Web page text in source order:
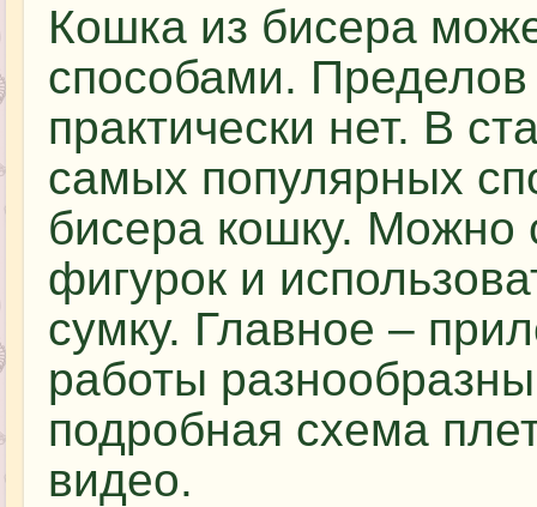
Кошка из бисера
способами.
практически нет. В
самых популярных
бисера кошку. Можно
фигурок и
сумку. Главное –
работы
подробная схема
видео.